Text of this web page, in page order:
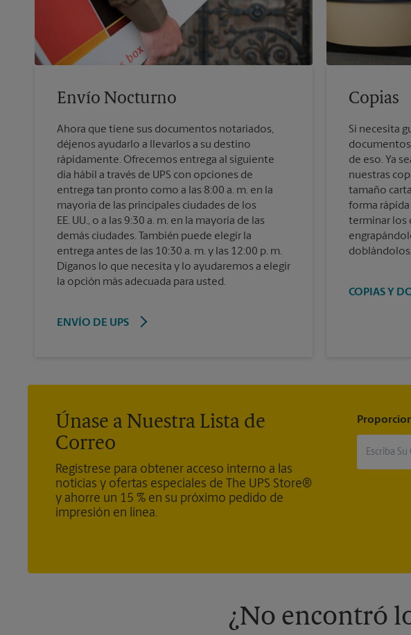
Envío Nocturno
Ahora que tiene sus documentos notariados,
déjenos ayudarlo a llevarlos a su destino
rápidamente. Ofrecemos entrega al siguiente
día hábil a través de UPS con opciones de
entrega tan pronto como a las 8:00 a. m. en la
mayoría de las principales ciudades de los
EE. UU., o a las 9:30 a. m. en la mayoría de las
demás ciudades. También puede elegir la
entrega antes de las 10:30 a. m. y las 12:00 p. m.
Díganos lo que necesita y lo ayudaremos a elegir
la opción más adecuada para usted.
ENVÍO DE UPS
Copias
Si necesita
de eso. Ya
nuestras
tamaño
forma
terminar los
COPIAS Y
Únase a Nuestra Lista de
Correo
Regístrese para obtener acceso interno a las
noticias y ofertas especiales de The UPS Store®
y ahorre un 15 % en su próximo pedido de
impresión en línea.
¿No encontró